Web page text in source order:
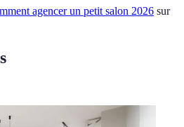
agencer un petit salon 2026 sur